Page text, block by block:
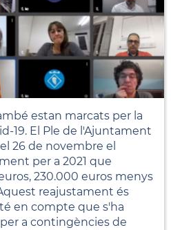
estan marcats per la
19. El Ple de l'Ajuntament
26 de novembre el
per a 2021 que
230.000 euros menys
reajustament és
en compte que s'ha
a contingències de